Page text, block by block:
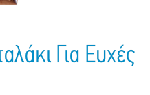
Για Ευχές